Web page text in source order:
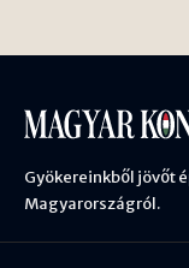
Gyökereinkből jövőt
Magyarországról.